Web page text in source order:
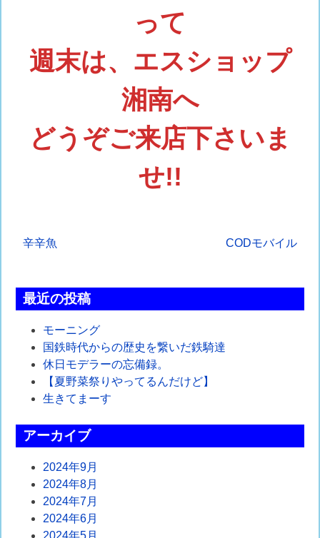
って
週末は、エスショップ
湘南へ
どうぞご来店下さいま
せ!!
投
ナ
ビ
ゲ
ー
シ
ョ
ン
辛辛魚 CODモバイル
最近の投稿
モーニング
国鉄時代からの歴史を繋いだ鉄騎達
休日モデラーの忘備録。
【夏野菜祭りやってるんだけど】
生きてまーす
アーカイブ
2024年9月
2024年8月
2024年7月
2024年6月